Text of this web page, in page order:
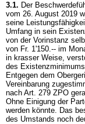
3.1. Der
vom 26. August 2019
seine
Umfang in sein
von der Vorinstanz
von Fr. 1'150.-- im
in krasser Weise,
des
Entgegen dem
Vereinbarung
nach Art. 279 ZPO
Ohne Einigung der
werden könnte. Das
des Umstands noch